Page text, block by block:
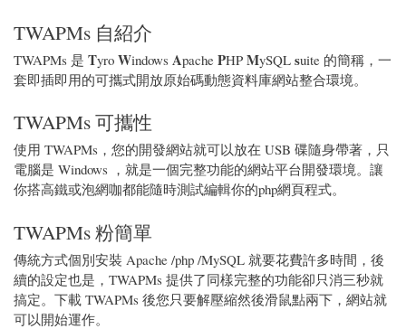
TWAPMs 自紹介
TWAPMs 是 Tyro Windows Apache PHP MySQL suite 的簡稱，一
套即插即用的可攜式開放原始碼動態資料庫網站整合環境。
TWAPMs 可攜性
使用 TWAPMs，您的開發網站就可以放在 USB 碟隨身帶著，只
電腦是 Windows ，就是一個完整功能的網站平台開發環境。讓
你搭高鐵或泡網咖都能隨時測試編輯你的php網頁程式。
TWAPMs 粉簡單
傳統方式個別安裝 Apache /php /MySQL 就要花費許多時間，後
續的設定也是，TWAPMs 提供了同樣完整的功能卻只消三秒就
搞定。下載 TWAPMs 後您只要解壓縮然後滑鼠點兩下，網站就
可以開始運作。